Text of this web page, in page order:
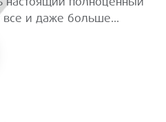
все и даже больше...